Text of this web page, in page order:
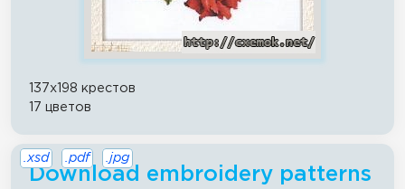
137x198 крестов
17 цветов
Download embroidery patterns
.xsd .pdf .jpg